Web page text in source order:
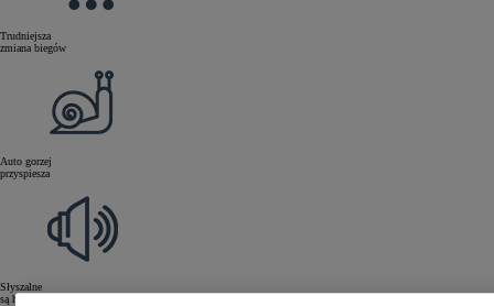
Trudniejsza
zmiana biegów
Auto gorzej
przyspiesza
Słyszalne
są hałasy